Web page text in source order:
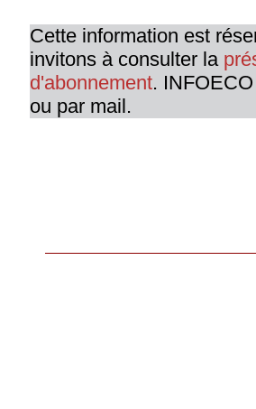
Cette information est
invitons à consulter la
d'abonnement.
ou par mail.